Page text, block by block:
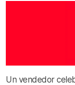
Un vendedor